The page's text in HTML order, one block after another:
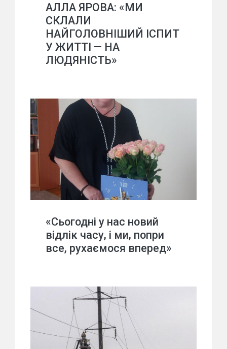
АЛЛА ЯРОВА: «МИ
СКЛАЛИ
НАЙГОЛОВНІШИЙ ІСПИТ
У ЖИТТІ — НА
ЛЮДЯНІСТЬ»
«Сьогодні у нас новий
відлік часу, і ми, попри
все, рухаємося вперед»